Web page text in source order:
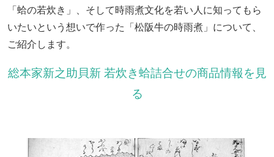
「蛤の若炊き」、そして時雨煮文化を若い人に知ってもら
いたいという想いで作った「松阪牛の時雨煮」について、
ご紹介します。
総本家新之助貝新 若炊き蛤詰合せの商品情報を見
る